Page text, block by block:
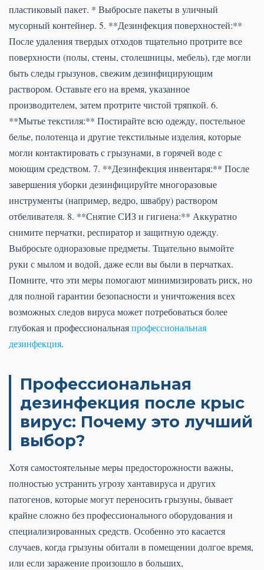
пластиковый пакет. * Выбросьте пакеты в уличный
мусорный контейнер. 5. **Дезинфекция поверхностей:**
После удаления твердых отходов тщательно протрите все
поверхности (полы, стены, столешницы, мебель), где могли
быть следы грызунов, свежим дезинфицирующим
раствором. Оставьте его на время, указанное
производителем, затем протрите чистой тряпкой. 6.
**Мытье текстиля:** Постирайте всю одежду, постельное
белье, полотенца и другие текстильные изделия, которые
могли контактировать с грызунами, в горячей воде с
моющим средством. 7. **Дезинфекция инвентаря:** После
завершения уборки дезинфицируйте многоразовые
инструменты (например, ведро, швабру) раствором
отбеливателя. 8. **Снятие СИЗ и гигиена:** Аккуратно
снимите перчатки, респиратор и защитную одежду.
Выбросьте одноразовые предметы. Тщательно вымойте
руки с мылом и водой, даже если вы были в перчатках.
Помните, что эти меры помогают минимизировать риск, но
для полной гарантии безопасности и уничтожения всех
возможных следов вируса может потребоваться более
глубокая и профессиональнаяпрофессиональная
дезинфекция.
Профессиональная
дезинфекция после крыс
вирус: Почему это лучший
выбор?
Хотя самостоятельные меры предосторожности важны,
полностью устранить угрозу хантавируса и других
патогенов, которые могут переносить грызуны, бывает
крайне сложно без профессионального оборудования и
специализированных средств. Особенно это касается
случаев, когда грызуны обитали в помещении долгое время,
или если заражение произошло в больших,